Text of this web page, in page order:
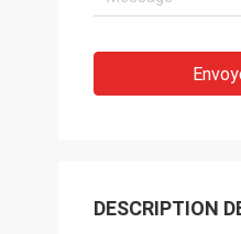
DESCRIPTION